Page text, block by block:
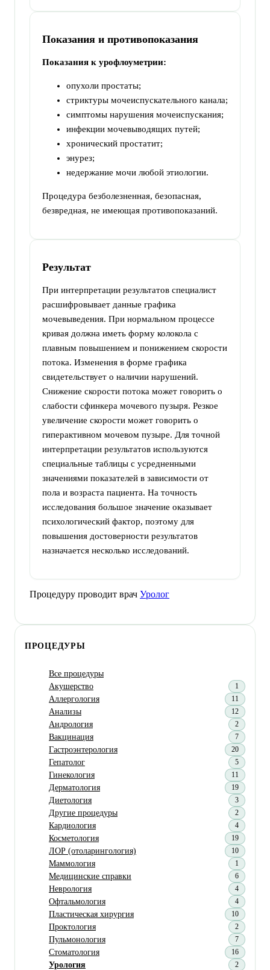
Показания и противопоказания
Показания к урофлоуметрии:
опухоли простаты;
стриктуры мочеиспускательного канала;
симптомы нарушения мочеиспускания;
инфекции мочевыводящих путей;
хронический простатит;
энурез;
недержание мочи любой этиологии.
Процедура безболезненная, безопасная,
безвредная, не имеющая противопоказаний.
Результат
При интерпретации результатов специалист
расшифровывает данные графика
мочевыведения. При нормальном процессе
кривая должна иметь форму колокола с
плавным повышением и понижением скорости
потока. Изменения в форме графика
свидетельствует о наличии нарушений.
Снижение скорости потока может говорить о
слабости сфинкера мочевого пузыря. Резкое
увеличение скорости может говорить о
гиперактивном мочевом пузыре. Для точной
интерпретации результатов используются
специальные таблицы с усредненными
значениями показателей в зависимости от
пола и возраста пациента. На точность
исследования большое значение оказывает
психологический фактор, поэтому для
повышения достоверности результатов
назначается несколько исследований.
Процедуру проводит врач Уролог
ПРОЦЕДУРЫ
Все процедуры
Акушерство
1
Аллергология 11
Анализы 12
Андрология 2
Вакцинация 7
Гастроэнтерология 20
Гепатолог 5
Гинекология 11
Дерматология 19
Диетология 3
Другие процедуры 2
Кардиология 4
Косметология 19
ЛОР (отоларингология) 10
Маммология 1
Медицинские справки 6
Неврология 4
Офтальмология 4
Пластическая хирургия 10
Проктология 2
Пульмонология 7
Стоматология 16
Урология 2